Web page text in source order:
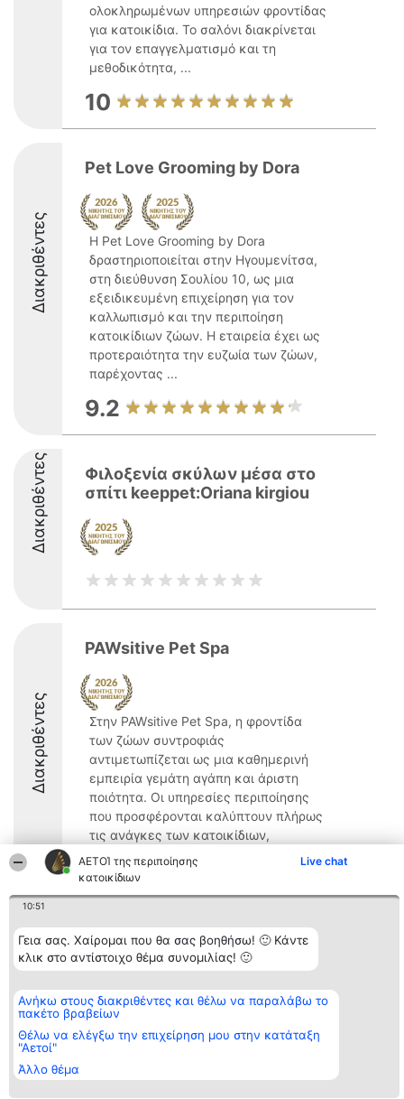
ΑΕΤΟΊ της περιποίησης
κατοικίδιων
Live chat
10:51
Γεια σας. Χαίρομαι που θα σας βοηθήσω! 🙂 Κάντε
κλικ στο αντίστοιχο θέμα συνομιλίας! 🙂
Ανήκω στους διακριθέντες και θέλω να παραλάβω το
πακέτο βραβείων
Θέλω να ελέγξω την επιχείρηση μου στην κατάταξη
"Αετοί"
Άλλο θέμα
ολοκληρωμένων υπηρεσιών φροντίδας
για κατοικίδια. Το σαλόνι διακρίνεται
για τον επαγγελματισμό και τη
μεθοδικότητα, ...
10
Διακριθέντες
Pet Love Grooming by Dora
Η Pet Love Grooming by Dora
δραστηριοποιείται στην Ηγουμενίτσα,
στη διεύθυνση Σουλίου 10, ως μια
εξειδικευμένη επιχείρηση για τον
καλλωπισμό και την περιποίηση
κατοικίδιων ζώων. Η εταιρεία έχει ως
προτεραιότητα την ευζωία των ζώων,
παρέχοντας ...
9.2
Διακριθέντες
Φιλοξενία σκύλων μέσα στο
σπίτι keeppet:Oriana kirgiou
Διακριθέντες
PAWsitive Pet Spa
Στην PAWsitive Pet Spa, η φροντίδα
των ζώων συντροφιάς
αντιμετωπίζεται ως μια καθημερινή
εμπειρία γεμάτη αγάπη και άριστη
ποιότητα. Οι υπηρεσίες περιποίησης
που προσφέρονται καλύπτουν πλήρως
τις ανάγκες των κατοικίδιων,
περιλαμβάνοντας μεταξύ ...
8.8
Διοργανωτής της
κατάταξης
Μονοπρόσωπη ΙΚΕ
ΤΗΛ. ΕΠΙΚΟΙΝΩΝΙΑΣ:
2104128019
email:
aetoi@beautifulcompany.co
Κατάταξη
Διακριθέντες
των
διακριθέντων
Όροι &
προϋποθέσεις
Επικοινωνία